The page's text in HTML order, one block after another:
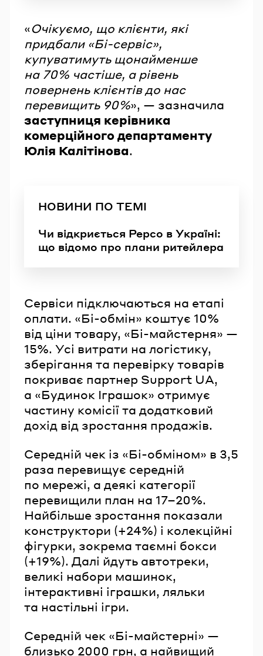
«Очікуємо, що клієнти, які
придбали «Бі-сервіс»,
купуватимуть щонайменше
на 70% частіше, а рівень
повернень клієнтів до нас
перевищить 90%», — зазначила
заступниця керівника
комерційного департаменту
Юлія Калітінова.
НОВИНИ ПО ТЕМІ
Чи відкриється Pepco в Україні:
що відомо про плани ритейлера
Сервіси підключаються на етапі
оплати. «Бі-обмін» коштує 10%
від ціни товару, «Бі-майстерня» —
15%. Усі витрати на логістику,
зберігання та перевірку товарів
покриває партнер Support UA,
а «Будинок Іграшок» отримує
частину комісії та додатковий
дохід від зростання продажів.
Середній чек із «Бі-обміном» в 3,5
раза перевищує середній
по мережі, а деякі категорії
перевищили план на 17–20%.
Найбільше зростання показали
конструктори (+24%) і колекційні
фігурки, зокрема таємні бокси
(+19%). Далі йдуть автотреки,
великі набори машинок,
інтерактивні іграшки, ляльки
та настільні ігри.
Середній чек «Бі-майстерні» —
близько 2000 грн, а найвищий